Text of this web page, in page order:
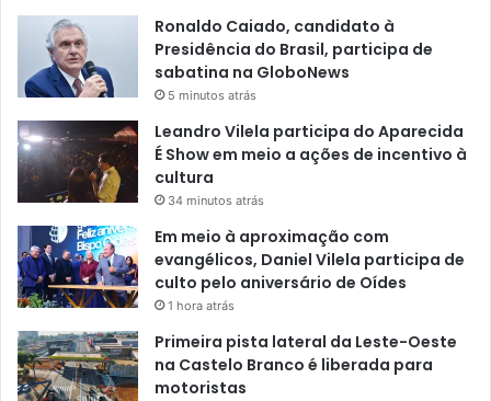
Ronaldo Caiado, candidato à
Presidência do Brasil, participa de
sabatina na GloboNews
5 minutos atrás
Leandro Vilela participa do Aparecida
É Show em meio a ações de incentivo à
cultura
34 minutos atrás
Em meio à aproximação com
evangélicos, Daniel Vilela participa de
culto pelo aniversário de Oídes
1 hora atrás
Primeira pista lateral da Leste-Oeste
na Castelo Branco é liberada para
motoristas